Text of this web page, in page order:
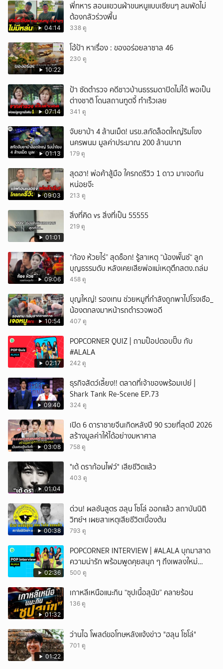
04:14
พี่ทหาร สอนแขวนผ้าขนหนูแบบเซียนๆ ลมพัดไม่
ต้องกลัวร่วงพื้น
338 ดู
10:22
โอ้ป้า หาเรื่อง : ของอร่อยลาซาล 46
230 ดู
07:14
ป้า ซัดตำรวจ คดีชาวบ้านธรรมดาปิดไม่ได้ พอเป็น
ต่างชาติ โดนสถานทูตจี้ ทำเร็วเลย
341 ดู
01:13
จับยาบ้า 4 ล้านเม็ด! นรข.สกัดล็อตใหญ่ริมโขง
นครพนม มูลค่าประมาณ 200 ล้านบาท
179 ดู
09:03
สุดฮา! พ่อค้าสู้มือ ใครกดรีวิว 1 ดาว มาเจอกัน
หน่อยจ๊ะ
213 ดู
01:01
สิ่งที่คิด vs สิ่งที่เป็น 55555
219 ดู
09:06
“ก้อง ห้วยไร่” สุดช็อก! รู้สาเหตุ “น้องพั๊นซ์“ ลูก
บุญธรรมดับ หลังเคยเสียพ่อแม่เหตุตึกสตง.ถล่ม
458 ดู
10:54
บุญใหญ่! รองเทน ช่วยหมูที่กำลังถูกพาไปโรงเชือ_
น้องตกลงมาหน้ารถตำรวจพอดี
407 ดู
02:17
POPCORNER QUIZ | ถามป็อปตอบปั๊บ กับ
#ALALA
242 ดู
09:40
ธุรกิจสัตว์เลี้ยง!! ตลาดที่เจ้าของพร้อมเปย์ |
Shark Tank Re-Scene EP.73
324 ดู
03:08
เปิด 6 ดาราชายจีนเกิดหลังปี 90 รวยที่สุดปี 2026
สร้างมูลค่าให้ได้อย่างมหาศาล
758 ดู
01:04
"เต้ ดราก้อนไฟว์" เสียชีวิตแล้ว
403 ดู
00:38
ด่วน! ผลชันสูตร ฮลุน โซโล่ ออกแล้ว สถาบันนิติ
วิทย์ฯ เผยสาเหตุเสียชีวิตเบื้องต้น
793 ดู
02:36
POPCORNER INTERVIEW | #ALALA บุกมาสาด
ความน่ารัก พร้อมพูดคุยสนุก ๆ ถึงเพลงใหม่
'ON&OFF'
500 ดู
01:32
เกาหลีเหนือแนะกิน “ซุปเนื้อสุนัข” คลายร้อน
136 ดู
01:22
ว่านไฉ โพสต์ขอโทษหลังแจ้งข่าว "ฮลุน โซโล่"
701 ดู